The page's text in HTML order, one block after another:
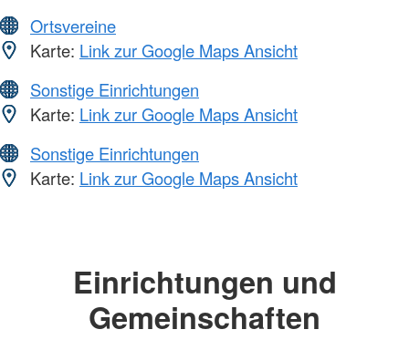
Ortsvereine
Karte: Link zur Google Maps Ansicht
Sonstige Einrichtungen
Karte: Link zur Google Maps Ansicht
Sonstige Einrichtungen
Karte: Link zur Google Maps Ansicht
Einrichtungen und
Gemeinschaften